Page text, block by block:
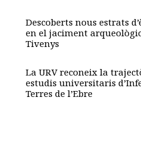
Descoberts nous estrats
en el jaciment
Tivenys
La URV reconeix la
estudis universitaris
Terres de l’Ebre